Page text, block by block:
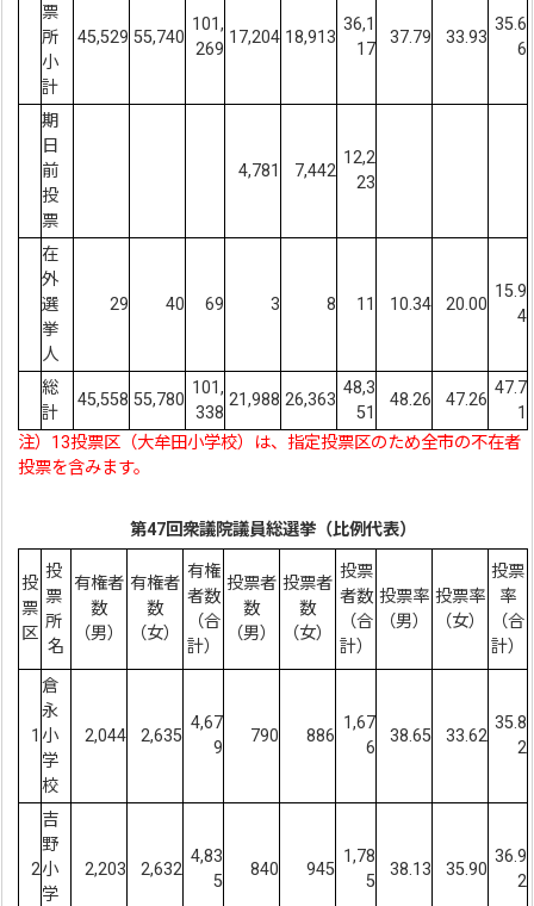
票
所
小
計
45,529 55,740
101,
269
17,204 18,913
36,1
17
37.79 33.93
35.6
6
期
日
前
投
票
4,781 7,442
12,2
23
在
外
選
挙
人
29 40 69 3 8 11 10.34 20.00
15.9
4
総
計
45,558 55,780
101,
338
21,988 26,363
48,3
51
48.26 47.26
47.7
1
注）13投票区（大牟田小学校）は、指定投票区のため全市の不在者
投票を含みます。
第47回衆議院議員総選挙（比例代表）
投
票
区
投
票
所
名
有権者
数
（男）
有権者
数
（女）
有権
者数
（合
計）
投票者
数
（男）
投票者
数
（女）
投票
者数
（合
計）
投票率
（男）
投票率
（女）
投票
率
（合
計）
1
倉
永
小
学
校
2,044 2,635
4,67
9
790 886
1,67
6
38.65 33.62
35.8
2
2
吉
野
小
学
2,203 2,632
4,83
5
840 945
1,78
5
38.13 35.90
36.9
2